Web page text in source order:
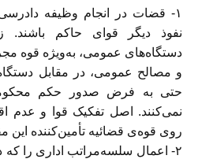
۱- قضات در انجام وظیفه
نفوذ دیگر قوای حاکم
دستگاه‌های عمومی، به‌ویژه قوه
و مصالح عمومی، در مقابل
حتی به فرض صدور حکم
نمی‌کنند. اصل تفکیک قوا و عدم
روی قوه‌ی قضائیه تأمین‌کننده این
۲- اعمال سلسه‌مراتب اداری را